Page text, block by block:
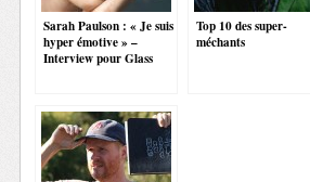
Sarah Paulson : « Je suis
hyper émotive » –
Interview pour Glass
Top 10 des super-
méchants